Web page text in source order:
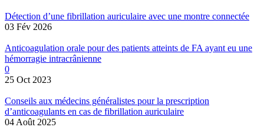
Détection d’une fibrillation auriculaire avec une montre connectée
03 Fév 2026
Anticoagulation orale pour des patients atteints de FA ayant eu une
hémorragie intracrânienne
0
25 Oct 2023
Conseils aux médecins généralistes pour la prescription
d’anticoagulants en cas de fibrillation auriculaire
04 Août 2025